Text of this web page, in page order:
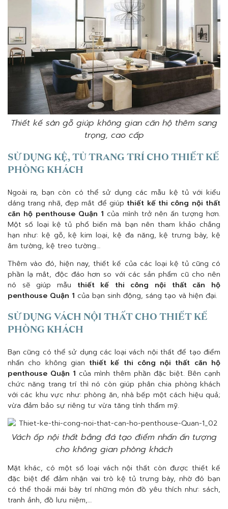
Thiết kế sàn gỗ giúp không gian căn hộ thêm sang
trọng, cao cấp
SỬ DỤNG KỆ, TỦ TRANG TRÍ CHO THIẾT KẾ
PHÒNG KHÁCH
Ngoài ra, bạn còn có thể sử dụng các mẫu kệ tủ với kiểu
dáng trang nhã, đẹp mắt để giúp thiết kế thi công nội thất
căn hộ penthouse Quận 1 của mình trở nên ấn tượng hơn.
Một số loại kệ tủ phổ biến mà bạn nên tham khảo chẳng
hạn như: kệ gỗ, kệ kim loại, kệ đa năng, kệ trưng bày, kệ
âm tường, kệ treo tường…
Thêm vào đó, hiện nay, thiết kế của các loại kệ tủ cũng có
phần lạ mắt, độc đáo hơn so với các sản phẩm cũ cho nên
nó sẽ giúp mẫu thiết kế thi công nội thất căn hộ
penthouse Quận 1 của bạn sinh động, sáng tạo và hiện đại.
SỬ DỤNG VÁCH NỘI THẤT CHO THIẾT KẾ
PHÒNG KHÁCH
Bạn cũng có thể sử dụng các loại vách nội thất để tạo điểm
nhấn cho không gian thiết kế thi công nội thất căn hộ
penthouse Quận 1 của mình thêm phần đặc biệt. Bên cạnh
chức năng trang trí thì nó còn giúp phân chia phòng khách
với các khu vực như: phòng ăn, nhà bếp một cách hiệu quả;
vừa đảm bảo sự riêng tư vừa tăng tính thẩm mỹ.
Vách ốp nội thất bằng đá tạo điểm nhấn ấn tượng
cho không gian phòng khách
Mặt khác, có một số loại vách nội thất còn được thiết kế
đặc biệt để đảm nhận vai trò kệ tủ trưng bày, nhờ đó bạn
có thể thoải mái bày trí những món đồ yêu thích như: sách,
tranh ảnh, đồ lưu niệm,…